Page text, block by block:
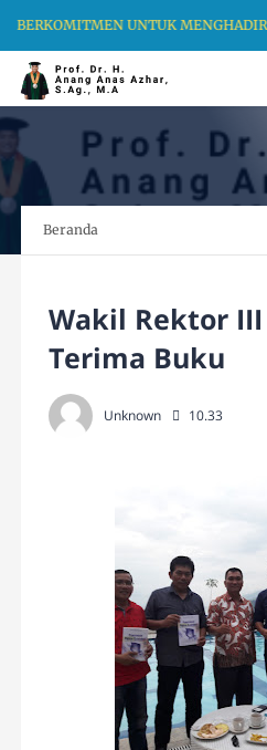
UNTUK
Beranda
Wakil Rektor III
Terima Buku
Unknown 10.33